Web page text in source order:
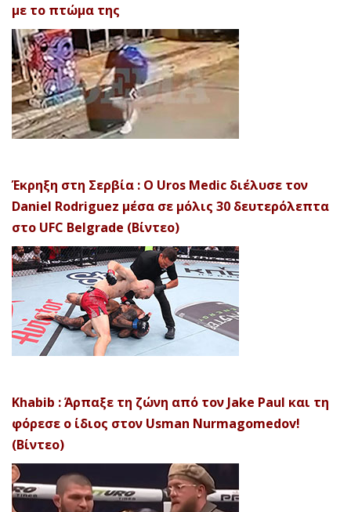
με το πτώμα της
Έκρηξη στη Σερβία : Ο Uros Medic διέλυσε τον
Daniel Rodriguez μέσα σε μόλις 30 δευτερόλεπτα
στο UFC Belgrade (Βίντεο)
Khabib : Άρπαξε τη ζώνη από τον Jake Paul και τη
φόρεσε ο ίδιος στον Usman Nurmagomedov!
(Βίντεο)